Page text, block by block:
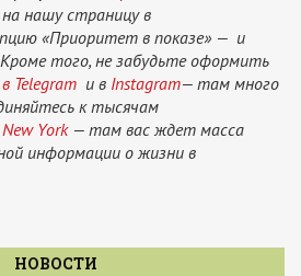
нашу страницу в
«Приоритет в показе» — и
того, не забудьте оформить
Telegram и в Instagram— там много
к тысячам
York— там вас ждет масса
информации о жизни в
НОВОСТИ